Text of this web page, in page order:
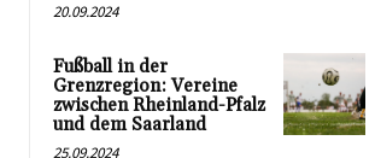
20.09.2024
Fußball in der
Grenzregion: Vereine
zwischen Rheinland-Pfalz
und dem Saarland
25.09.2024